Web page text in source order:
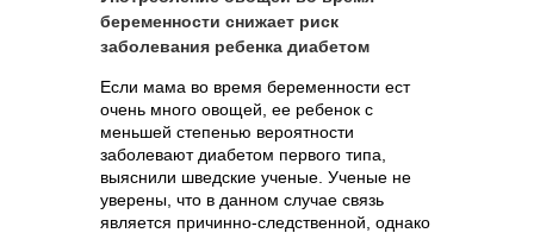
беременности снижает риск
заболевания ребенка диабетом
Если мама во время беременности ест
очень много овощей, ее ребенок с
меньшей степенью вероятности
заболевают диабетом первого типа,
выяснили шведские ученые. Ученые не
уверены, что в данном случае связь
является причинно-следственной, однако